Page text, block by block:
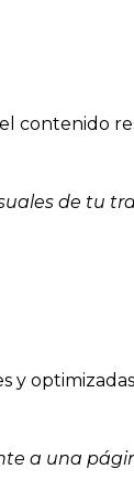
el contenido
de tu
y
a una